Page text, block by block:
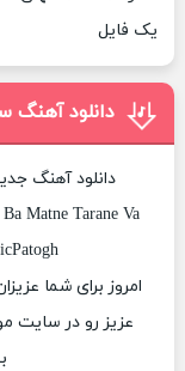
یک فایل
دانلود آهنگ
دانلود آهنگ
Matne Tarane Va
امروز برای شما
عزیز رو در سایت